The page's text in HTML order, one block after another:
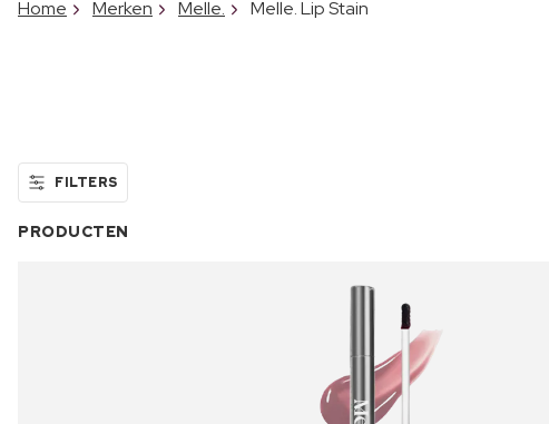
Home Merken Melle. Melle. Lip Stain
FILTERS
PRODUCTEN